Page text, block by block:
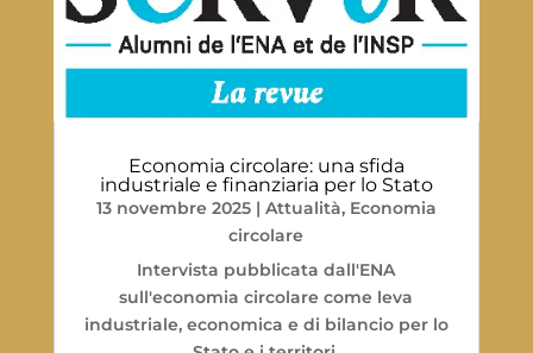
Economia circolare: una sfida
industriale e finanziaria per lo Stato
13 novembre 2025| Attualità, Economia
circolare
Intervista pubblicata dall'ENA
sull'economia circolare come leva
industriale, economica e di bilancio per lo